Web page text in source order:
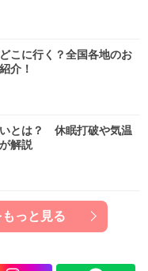
こに行く？全国各地のお
介！
とは？ 休眠打破や気温
解説
っと見る